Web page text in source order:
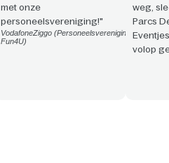
met onze
personeelsvereniging!"
VodafoneZiggo (Personeelsvereniging
Fun4U)
weg,
Parcs
volop